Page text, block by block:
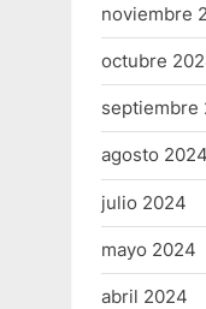
noviembre
octubre
septiembre
agosto 2024
julio 2024
mayo 2024
abril 2024